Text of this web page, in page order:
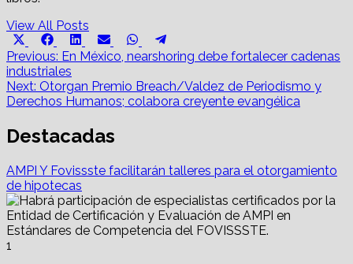
View All Posts
Share
on
(Twitter)
Share
on
Facebook
Share
on
LinkedIn
Share
on
Email
Share
on
WhatsApp
on
Post
navigation
Previous: En México, nearshoring debe fortalecer cadenas
industriales
Next: Otorgan Premio Breach/Valdez de Periodismo y
Derechos Humanos; colabora creyente evangélica
Destacadas
AMPI Y Fovissste facilitarán talleres para el otorgamiento
de hipotecas
1